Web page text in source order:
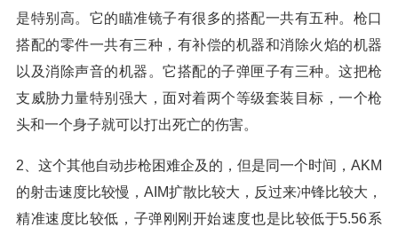
是特别高。它的瞄准镜子有很多的搭配一共有五种。枪口
搭配的零件一共有三种，有补偿的机器和消除火焰的机器
以及消除声音的机器。它搭配的子弹匣子有三种。这把枪
支威胁力量特别强大，面对着两个等级套装目标，一个枪
头和一个身子就可以打出死亡的伤害。
2、这个其他自动步枪困难企及的，但是同一个时间，AKM
的射击速度比较慢，AIM扩散比较大，反过来冲锋比较大，
精准速度比较低，子弹刚刚开始速度也是比较低于5.56系